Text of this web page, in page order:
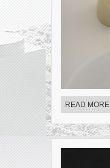
READ MORE